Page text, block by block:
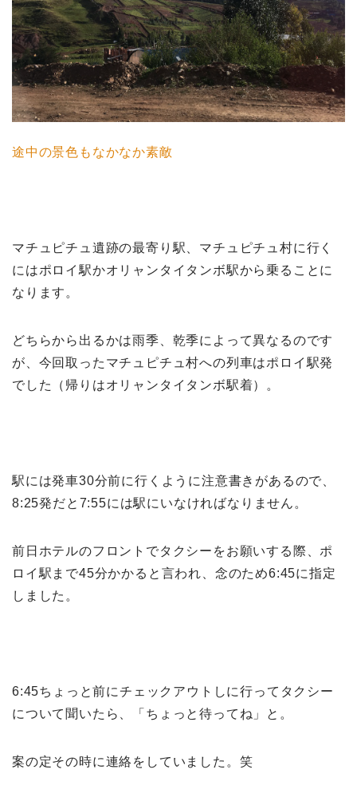
途中の景色もなかなか素敵
マチュピチュ遺跡の最寄り駅、マチュピチュ村に行く
にはポロイ駅かオリャンタイタンボ駅から乗ることに
なります。
どちらから出るかは雨季、乾季によって異なるのです
が、今回取ったマチュピチュ村への列車はポロイ駅発
でした（帰りはオリャンタイタンボ駅着）。
駅には発車30分前に行くように注意書きがあるので、
8:25発だと7:55には駅にいなければなりません。
前日ホテルのフロントでタクシーをお願いする際、ポ
ロイ駅まで45分かかると言われ、念のため6:45に指定
しました。
6:45ちょっと前にチェックアウトしに行ってタクシー
について聞いたら、「ちょっと待ってね」と。
案の定その時に連絡をしていました。笑